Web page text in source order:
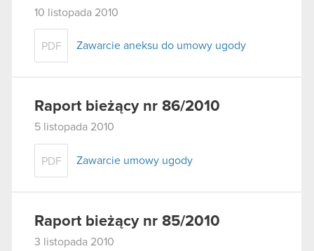
10 listopada 2010
PDF Zawarcie aneksu do umowy ugody
Raport bieżący nr 86/2010
5 listopada 2010
PDF Zawarcie umowy ugody
Raport bieżący nr 85/2010
3 listopada 2010